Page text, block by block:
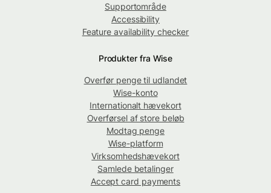
Supportområde
Accessibility
Feature availability checker
Produkter fra Wise
Overfør penge til udlandet
Wise-konto
Internationalt hævekort
Overførsel af store beløb
Modtag penge
Wise-platform
Virksomhedshævekort
Samlede betalinger
Accept card payments